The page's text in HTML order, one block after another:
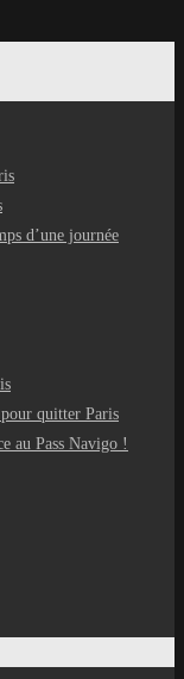
d’une journée
pour quitter Paris
au Pass Navigo !